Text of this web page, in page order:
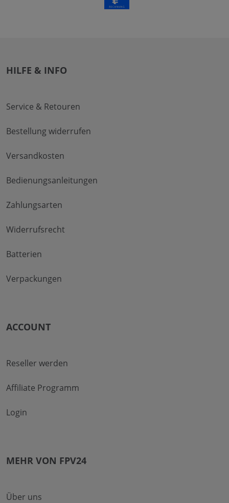
HILFE & INFO
Service & Retouren
Bestellung widerrufen
Versandkosten
Bedienungsanleitungen
Zahlungsarten
Widerrufsrecht
Batterien
Verpackungen
ACCOUNT
Reseller werden
Affiliate Programm
Login
MEHR VON FPV24
Über uns